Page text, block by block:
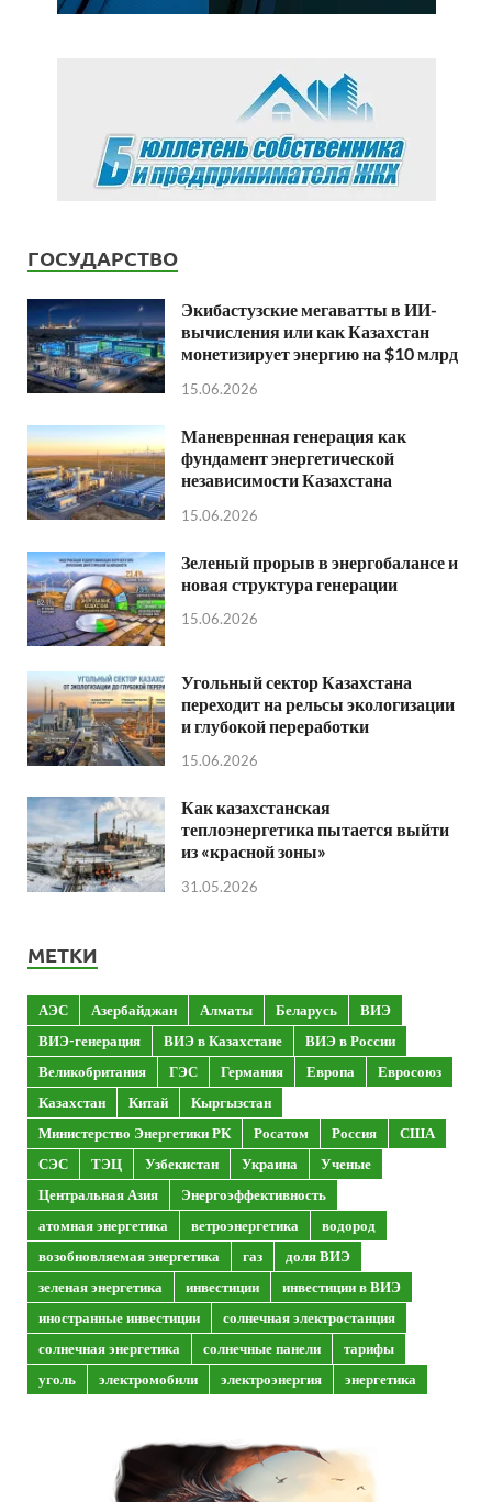
ГОСУДАРСТВО
Экибастузские мегаватты в ИИ-
вычисления или как Казахстан
монетизирует энергию на $10 млрд
15.06.2026
Маневренная генерация как
фундамент энергетической
независимости Казахстана
15.06.2026
Зеленый прорыв в энергобалансе и
новая структура генерации
15.06.2026
Угольный сектор Казахстана
переходит на рельсы экологизации
и глубокой переработки
15.06.2026
Как казахстанская
теплоэнергетика пытается выйти
из «красной зоны»
31.05.2026
МЕТКИ
АЭС Азербайджан Алматы Беларусь
ВИЭ
ВИЭ-генерация
ВИЭ в Казахстане
ВИЭ в России
Великобритания
ГЭС Германия Европа
Евросоюз
Казахстан
Китай
Кыргызстан
Министерство Энергетики РК
Росатом Россия
США
СЭС
ТЭЦ Узбекистан Украина
Ученые
Центральная Азия
Энергоэффективность
атомная энергетика
ветроэнергетика
водород
возобновляемая энергетика
газ
доля ВИЭ
зеленая энергетика
инвестиции
инвестиции в ВИЭ
иностранные инвестиции
солнечная электростанция
солнечная энергетика
солнечные панели
тарифы
уголь
электромобили электроэнергия энергетика